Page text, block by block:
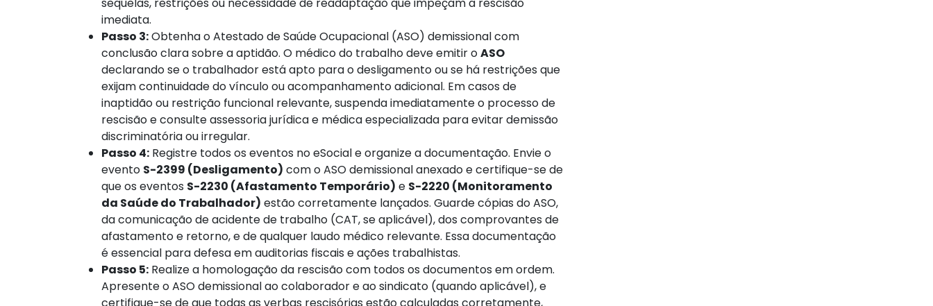
sequelas, restrições ou necessidade de readaptação que impeçam a rescisão
imediata.
Passo 3:Obtenha o Atestado de Saúde Ocupacional (ASO) demissional com
conclusão clara sobre a aptidão. O médico do trabalho deve emitir oASO
declarando se o trabalhador está apto para o desligamento ou se há restrições que
exijam continuidade do vínculo ou acompanhamento adicional. Em casos de
inaptidão ou restrição funcional relevante, suspenda imediatamente o processo de
rescisão e consulte assessoria jurídica e médica especializada para evitar demissão
discriminatória ou irregular.
Passo 4: Registre todos os eventos no eSocial e organize a documentação. Envie o
evento S-2399 (Desligamento) com o ASO demissional anexado e certifique-se de
que os eventos S-2230 (Afastamento Temporário) e S-2220 (Monitoramento
da Saúde do Trabalhador) estão corretamente lançados. Guarde cópias do ASO,
da comunicação de acidente de trabalho (CAT, se aplicável), dos comprovantes de
afastamento e retorno, e de qualquer laudo médico relevante. Essa documentação
é essencial para defesa em auditorias fiscais e ações trabalhistas.
Passo 5: Realize a homologação da rescisão com todos os documentos em ordem.
Apresente o ASO demissional ao colaborador e ao sindicato (quando aplicável), e